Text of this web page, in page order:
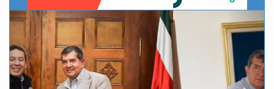
Previous Next